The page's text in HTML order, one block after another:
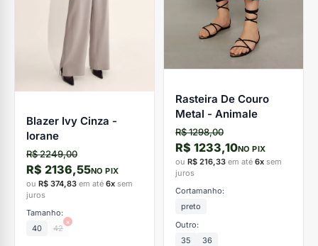
Blazer Ivy Cinza -
Iorane
R$ 2249,00
R$ 2136,55NO PIX
ou R$ 374,83 em até 6x sem
juros
Tamanho:
40
42
×
Rasteira De Couro
Metal - Animale
R$ 1298,00
R$ 1233,10NO PIX
ou R$ 216,33 em até 6x sem
juros
Cortamanho:
preto
Outro:
35
36